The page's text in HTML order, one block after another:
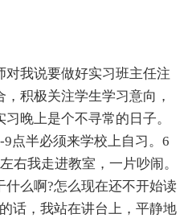
我说要做好实习班主任注
积极关注学生学习意向，
晚上是个不寻常的日子。
点半必须来学校上自习。6
右我走进教室，一片吵闹。
么啊?怎么现在还不开始读
话，我站在讲台上，平静地